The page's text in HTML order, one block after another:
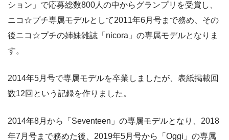
ション」で応募総数800人の中からグランプリを受賞し、
ニコ☆プチ専属モデルとして2011年6月号まで務め、その
後ニコ☆プチの姉妹雑誌「nicora」の専属モデルとなりま
す。
2014年5月号で専属モデルを卒業しましたが、表紙掲載回
数12回という記録を作りました。
2014年8月から「Seventeen」の専属モデルとなり、2018
年7月号まで務めた後、2019年5月号から「Oggi」の専属